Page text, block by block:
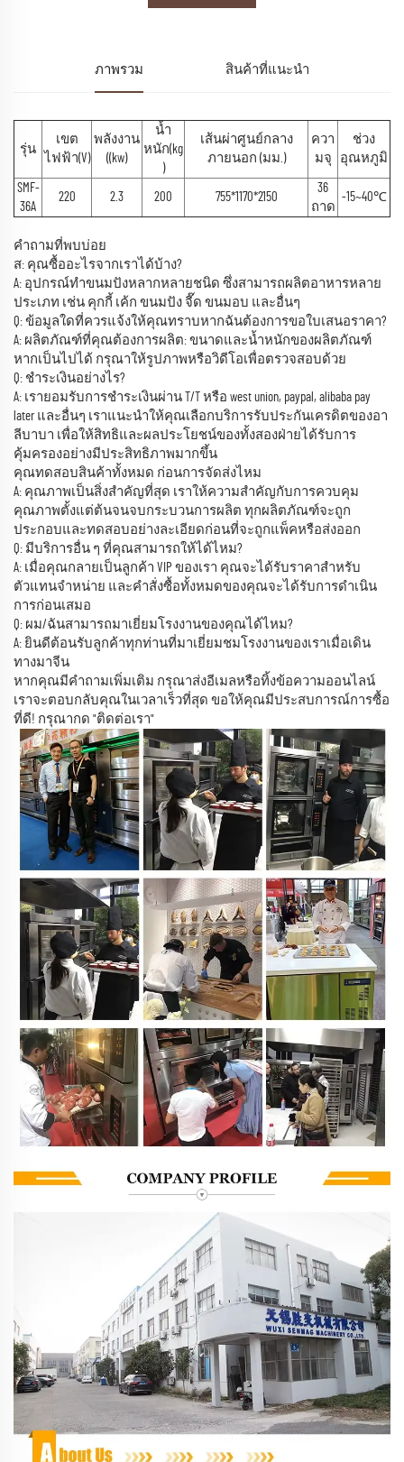
ภาพรวม สินค้าที่แนะนำ
รุ่น
เขต
ไฟฟ้า(V)
พลังงาน
((kw)
น้ำ
หนัก(kg
)
เส้นผ่าศูนย์กลาง
ภายนอก (มม.)
ควา
มจุ
ช่วง
อุณหภูมิ
SMF-
36A
220 2.3 200 755*1170*2150
36
ถาด
-15~40℃
คำถามที่พบบ่อย
ส: คุณซื้ออะไรจากเราได้บ้าง?
A: อุปกรณ์ทำขนมปังหลากหลายชนิด ซึ่งสามารถผลิตอาหารหลาย
ประเภท เช่น คุกกี้ เค้ก ขนมปัง จี๊ด ขนมอบ และอื่นๆ
Q: ข้อมูลใดที่ควรแจ้งให้คุณทราบหากฉันต้องการขอใบเสนอราคา?
A: ผลิตภัณฑ์ที่คุณต้องการผลิต: ขนาดและน้ำหนักของผลิตภัณฑ์
หากเป็นไปได้ กรุณาให้รูปภาพหรือวิดีโอเพื่อตรวจสอบด้วย
Q: ชำระเงินอย่างไร?
A: เรายอมรับการชำระเงินผ่าน T/T หรือ west union, paypal, alibaba pay
later และอื่นๆ เราแนะนำให้คุณเลือกบริการรับประกันเครดิตของอา
ลีบาบา เพื่อให้สิทธิและผลประโยชน์ของทั้งสองฝ่ายได้รับการ
คุ้มครองอย่างมีประสิทธิภาพมากขึ้น
คุณทดสอบสินค้าทั้งหมด ก่อนการจัดส่งไหม
A: คุณภาพเป็นสิ่งสำคัญที่สุด เราให้ความสำคัญกับการควบคุม
คุณภาพตั้งแต่ต้นจนจบกระบวนการผลิต ทุกผลิตภัณฑ์จะถูก
ประกอบและทดสอบอย่างละเอียดก่อนที่จะถูกแพ็คหรือส่งออก
Q: มีบริการอื่น ๆ ที่คุณสามารถให้ได้ไหม?
A: เมื่อคุณกลายเป็นลูกค้า VIP ของเรา คุณจะได้รับราคาสำหรับ
ตัวแทนจำหน่าย และคำสั่งซื้อทั้งหมดของคุณจะได้รับการดำเนิน
การก่อนเสมอ
Q: ผม/ฉันสามารถมาเยี่ยมโรงงานของคุณได้ไหม?
A: ยินดีต้อนรับลูกค้าทุกท่านที่มาเยี่ยมชมโรงงานของเราเมื่อเดิน
ทางมาจีน
หากคุณมีคำถามเพิ่มเติม กรุณาส่งอีเมลหรือทิ้งข้อความออนไลน์
เราจะตอบกลับคุณในเวลาเร็วที่สุด ขอให้คุณมีประสบการณ์การซื้อ
ที่ดี! กรุณากด "ติดต่อเรา"